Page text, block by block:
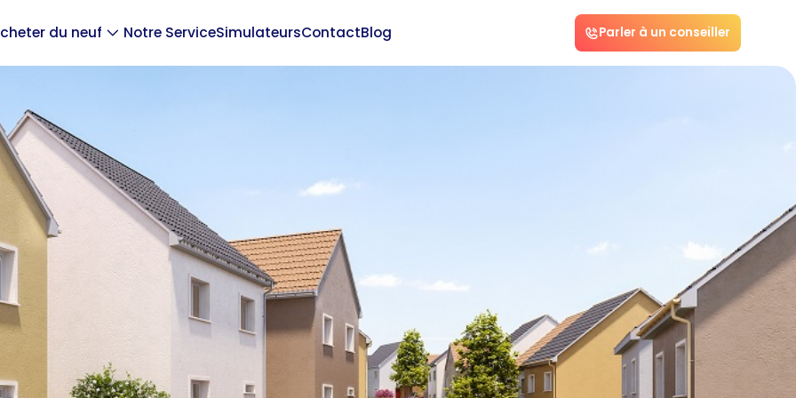
du neuf Notre ServiceSimulateursContactBlog Parler à un conseiller